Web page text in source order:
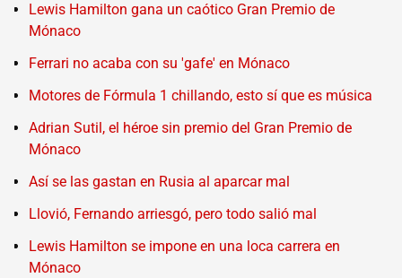
Lewis Hamilton gana un caótico Gran Premio de
Mónaco
Ferrari no acaba con su 'gafe' en Mónaco
Motores de Fórmula 1 chillando, esto sí que es música
Adrian Sutil, el héroe sin premio del Gran Premio de
Mónaco
Así se las gastan en Rusia al aparcar mal
Llovió, Fernando arriesgó, pero todo salió mal
Lewis Hamilton se impone en una loca carrera en
Mónaco